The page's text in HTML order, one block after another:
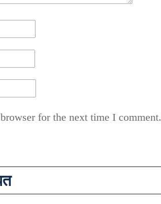
for the next time I comment.